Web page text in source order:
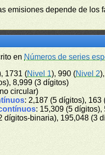
emisiones depende de
en Números de series
1731 (Nivel 1), 990 (Nivel 2
8,999 (3 dígitos)
circular)
: 2,187 (5 dígitos), 163
: 15,309 (5 dígitos),
dígitos-binaria), 195,048 (3